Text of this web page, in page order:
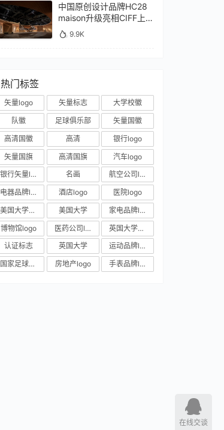
中国原创设计品牌HC28
maison升级亮相CIFF上
海，汇聚设计巨擘
9.9K
热门标签
矢量logo 矢量标志
大学校徽
队徽
足球俱乐部
矢量国徽
高清国徽
高清
银行logo
矢量国旗
高清国旗
汽车logo
银行矢量logo
名画
航空公司logo
电器品牌logo
酒店logo
医院logo
美国大学校徽
美国大学
家电品牌logo
博物馆logo
医药公司logo
英国大学校徽
认证标志
英国大学
运动品牌logo
国家足球队队徽
房地产logo 手表品牌logo
在线交谈